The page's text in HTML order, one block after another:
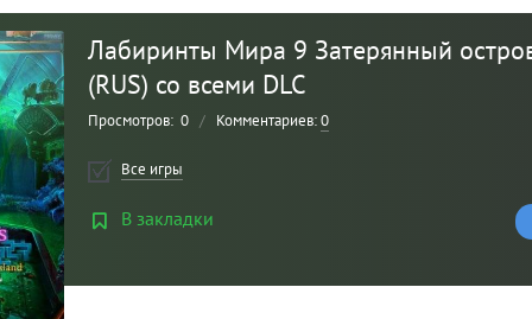
Лабиринты Мира 9 Затерянный
(RUS) со всеми DLC
Просмотров: 0 / Комментариев:0
Все игры
В закладки